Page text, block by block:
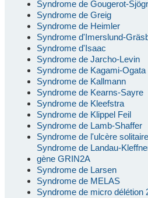
Syndrome de Gougerot-
Syndrome de Greig
Syndrome de Heimler
Syndrome d'Imerslund-
Syndrome d'Isaac
Syndrome de Jarcho-Levin
Syndrome de Kagami-Ogata
Syndrome de Kallmann
Syndrome de Kearns-Sayre
Syndrome de Kleefstra
Syndrome de Klippel Feil
Syndrome de Lamb-Shaffer
Syndrome de l'ulcère
Syndrome de Landau-
gène GRIN2A
Syndrome de Larsen
Syndrome de MELAS
Syndrome de micro délétion